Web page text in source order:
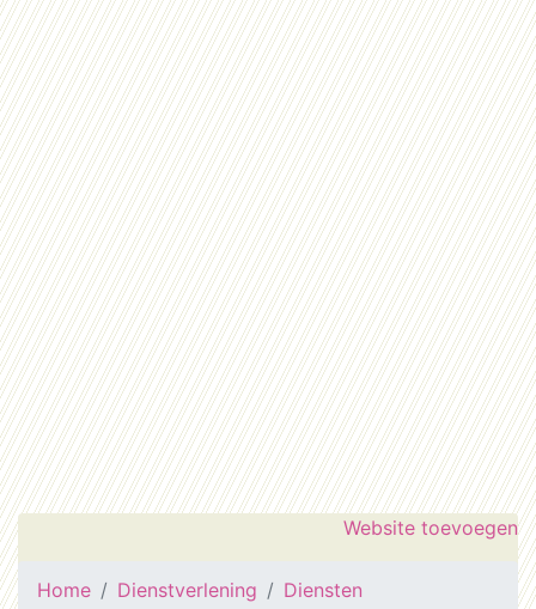
Website toevoegen
Home Dienstverlening
Diensten